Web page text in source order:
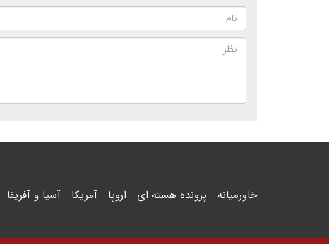
خاورمیانه پرونده هسته ای اروپا آمریکا آسیا و آفریقا